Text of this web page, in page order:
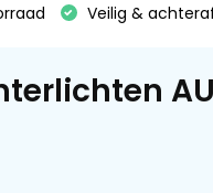
Veilig &